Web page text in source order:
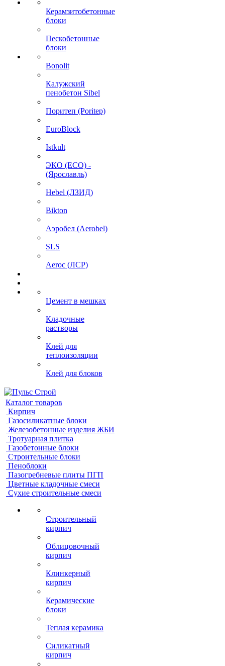
Керамзитобетонные
блоки
Пескобетонные
блоки
Bonolit
Калужский
пенобетон Sibel
Поритеп (Poritep)
EuroBlock
Istkult
ЭКО (ECO) -
(Ярославль)
Hebel (ЛЗИД)
Bikton
Аэробел (Aerobel)
SLS
Aeroc (ЛСР)
Цемент в мешках
Кладочные
растворы
Клей для
теплоизоляции
Клей для блоков
Каталог товаров
Кирпич
Газосиликатные блоки
Железобетонные изделия ЖБИ
Тротуарная плитка
Газобетонные блоки
Строительные блоки
Пеноблоки
Пазогребневые плиты ПГП
Цветные кладочные смеси
Сухие строительные смеси
Строительный
кирпич
Облицовочный
кирпич
Клинкерный
кирпич
Керамические
блоки
Теплая керамика
Силикатный
кирпич